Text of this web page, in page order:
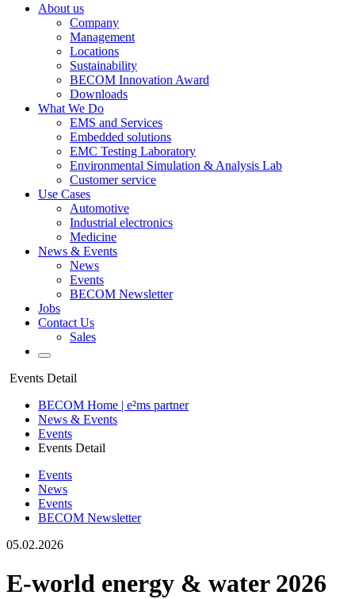
About us
Company
Management
Locations
Sustainability
BECOM Innovation Award
Downloads
What We Do
EMS and Services
Embedded solutions
EMC Testing Laboratory
Environmental Simulation & Analysis Lab
Customer service
Use Cases
Automotive
Industrial electronics
Medicine
News & Events
News
Events
BECOM Newsletter
Jobs
Contact Us
Sales
Events Detail
BECOM Home | e²ms partner
News & Events
Events
Events Detail
Events
News
Events
BECOM Newsletter
05.02.2026
E-world energy & water 2026